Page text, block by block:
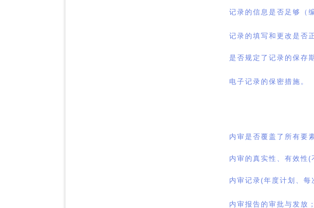
记录的信息是否足够（
记录的填写和更改是否
是否规定了记录的保存
电子记录的保密措施。
内审是否覆盖了所有要
内审的真实性、有效性
内审记录(年度计划、
内审报告的审批与发放；